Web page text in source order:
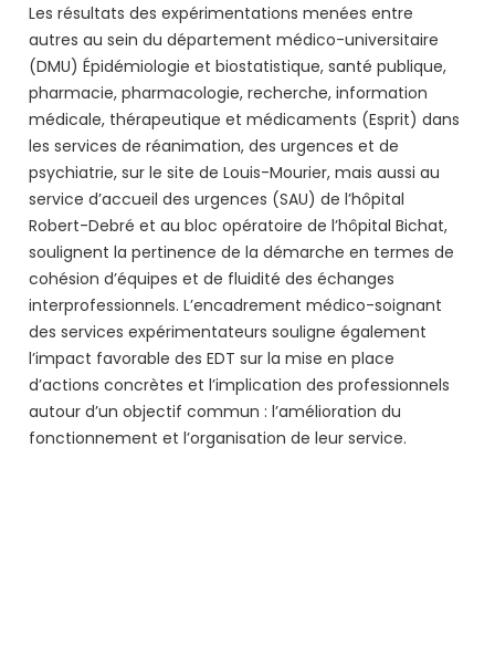
Les résultats des expérimentations menées entre
autres au sein du département médico-universitaire
(DMU) Épidémiologie et biostatistique, santé publique,
pharmacie, pharmacologie, recherche, information
médicale, thérapeutique et médicaments (Esprit) dans
les services de réanimation, des urgences et de
psychiatrie, sur le site de Louis-Mourier, mais aussi au
service d’accueil des urgences (SAU) de l’hôpital
Robert-Debré et au bloc opératoire de l’hôpital Bichat,
soulignent la pertinence de la démarche en termes de
cohésion d’équipes et de fluidité des échanges
interprofessionnels. L’encadrement médico-soignant
des services expérimentateurs souligne également
l’impact favorable des EDT sur la mise en place
d’actions concrètes et l’implication des professionnels
autour d’un objectif commun : l’amélioration du
fonctionnement et l’organisation de leur service.